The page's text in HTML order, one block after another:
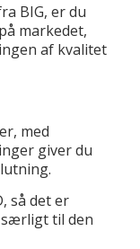
BIG, er du
markedet,
af kvalitet
med
giver du
så det er
til den